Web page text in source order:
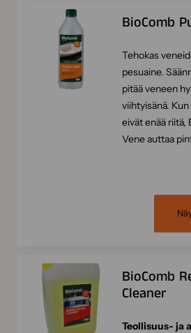
BioComb
Tehokas
pesuaine.
pitää veneen
viihtyisänä.
eivät enää riitä,
Vene auttaa
BioComb
Cleaner
Teollisuus- ja